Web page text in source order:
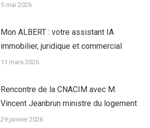
5 mai 2026
Mon ALBERT : votre assistant IA
immobilier, juridique et commercial
11 mars 2026
Rencontre de la CNACIM avec M.
Vincent Jeanbrun ministre du logement
29 janvier 2026